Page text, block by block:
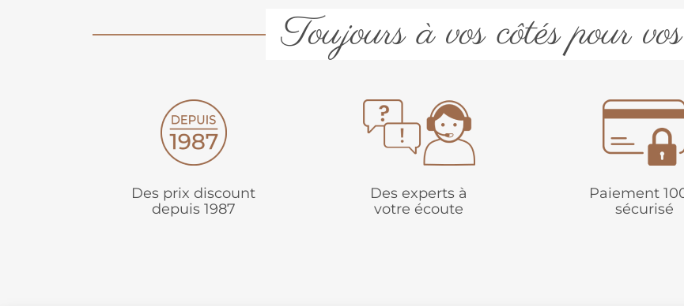
Toujours à vos côtés pour
Des prix discount
depuis 1987
Des experts à
votre écoute
Paiement
sécurisé